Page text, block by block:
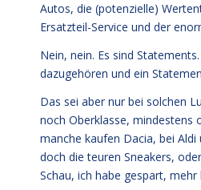
Autos, die (potenzielle)
Ersatzteil-Service und der
Nein, nein. Es sind
dazugehören und ein
Das sei aber nur bei solchen
noch Oberklasse, mindestens
manche kaufen Dacia, bei
doch die teuren Sneakers,
Schau, ich habe gespart, mehr